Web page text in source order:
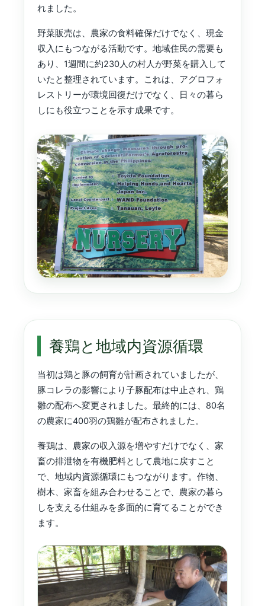
れました。
野菜販売は、農家の食料確保だけでなく、現金
収入にもつながる活動です。地域住民の需要も
あり、1週間に約230人の村人が野菜を購入して
いたと整理されています。これは、アグロフォ
レストリーが環境回復だけでなく、日々の暮ら
しにも役立つことを示す成果です。
養鶏と地域内資源循環
当初は鶏と豚の飼育が計画されていましたが、
豚コレラの影響により子豚配布は中止され、鶏
雛の配布へ変更されました。最終的には、80名
の農家に400羽の鶏雛が配布されました。
養鶏は、農家の収入源を増やすだけでなく、家
畜の排泄物を有機肥料として農地に戻すこと
で、地域内資源循環にもつながります。作物、
樹木、家畜を組み合わせることで、農家の暮ら
しを支える仕組みを多面的に育てることができ
ます。